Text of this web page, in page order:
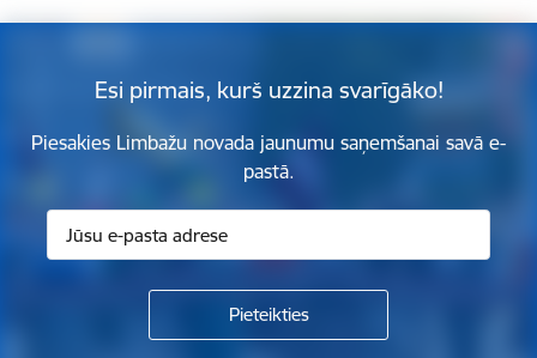
Esi pirmais, kurš uzzina svarīgāko!
Piesakies Limbažu novada jaunumu saņemšanai savā e-
pastā.